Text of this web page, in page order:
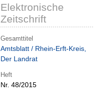
Elektronische
Zeitschrift
Gesamttitel
Amtsblatt / Rhein-Erft-Kreis,
Der Landrat
Heft
Nr. 48/2015